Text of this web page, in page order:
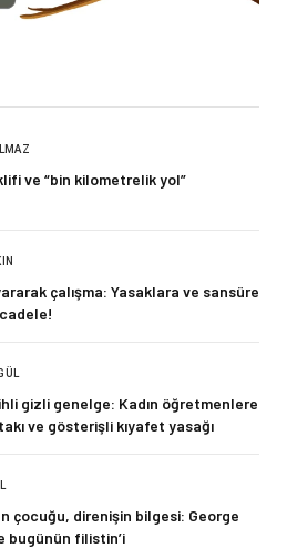
ve “bin kilometrelik yol”
yararak çalışma: Yasaklara ve sansüre
gizli genelge: Kadın öğretmenlere
ve gösterişli kıyafet yasağı
çocuğu, direnişin bilgesi: George
bugünün filistin’i